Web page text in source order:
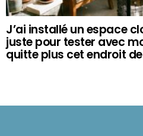
J’ai installé un espace
juste pour tester avec
quitte plus cet endroit